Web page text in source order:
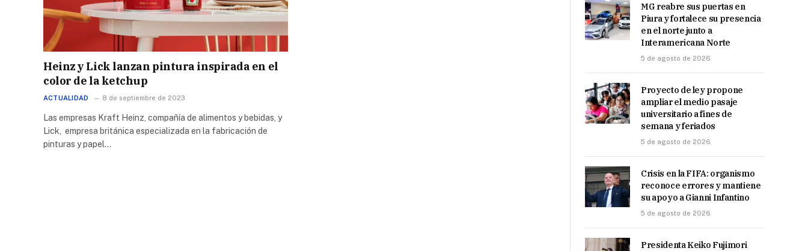
Heinz y Lick lanzan pintura inspirada en el
color de la ketchup
ACTUALIDAD 8 de septiembre de 2023
Las empresas Kraft Heinz, compañía de alimentos y bebidas, y
Lick, empresa británica especializada en la fabricación de
pinturas y papel…
MG reabre sus puertas en
Piura y fortalece su presencia
en el norte junto a
Interamericana Norte
5 de agosto de 2026
Proyecto de ley propone
ampliar el medio pasaje
universitario a fines de
semana y feriados
5 de agosto de 2026
Crisis en la FIFA: organismo
reconoce errores y mantiene
su apoyo a Gianni Infantino
5 de agosto de 2026
Presidenta Keiko Fujimori